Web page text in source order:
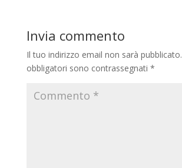
Invia commento
Il tuo indirizzo email non sarà pubblicato.
obbligatori sono contrassegnati *